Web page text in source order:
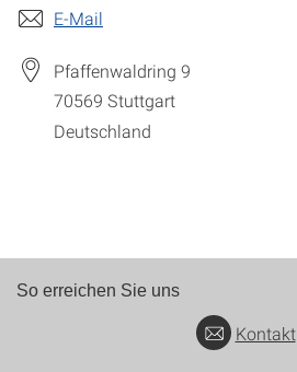
E-Mail
Pfaffenwaldring 9
70569 Stuttgart
Deutschland
So erreichen Sie uns
Kontakt